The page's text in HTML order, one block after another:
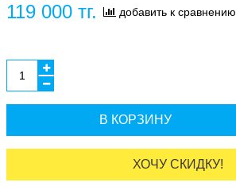
119 000 тг. добавить к сравнению
В КОРЗИНУ
ХОЧУ СКИДКУ!